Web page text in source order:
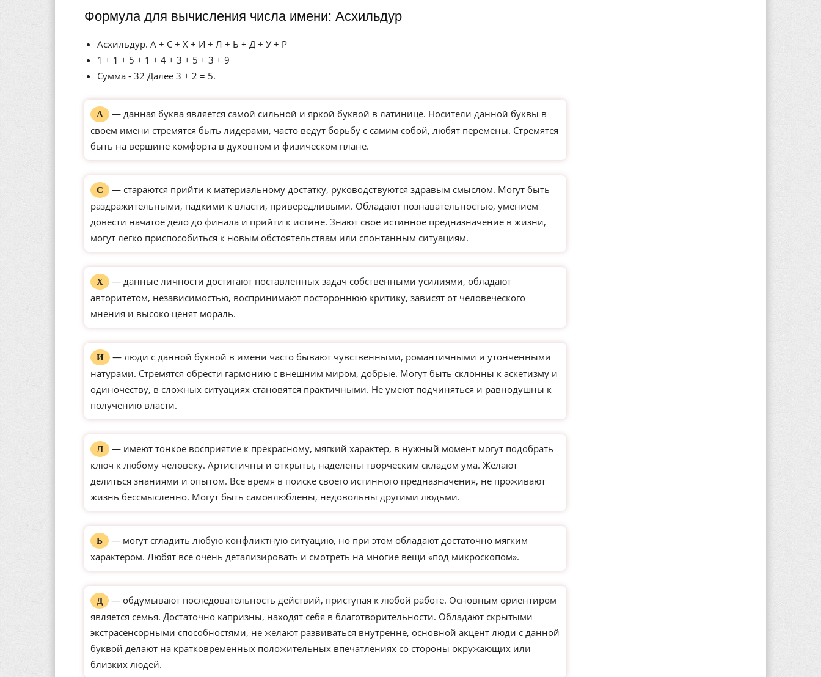
Формула для вычисления числа имени: Асхильдур
Асхильдур. А + С + Х + И + Л + Ь + Д + У + Р
1 + 1 + 5 + 1 + 4 + 3 + 5 + 3 + 9
Сумма - 32 Далее 3 + 2 = 5.
А
— данная буква является самой сильной и яркой буквой в латинице. Носители данной буквы в
своем имени стремятся быть лидерами, часто ведут борьбу с самим собой, любят перемены. Стремятся
быть на вершине комфорта в духовном и физическом плане.
С
— стараются прийти к материальному достатку, руководствуются здравым смыслом. Могут быть
раздражительными, падкими к власти, привередливыми. Обладают познавательностью, умением
довести начатое дело до финала и прийти к истине. Знают свое истинное предназначение в жизни,
могут легко приспособиться к новым обстоятельствам или спонтанным ситуациям.
Х
— данные личности достигают поставленных задач собственными усилиями, обладают
авторитетом, независимостью, воспринимают постороннюю критику, зависят от человеческого
мнения и высоко ценят мораль.
И
— люди с данной буквой в имени часто бывают чувственными, романтичными и утонченными
натурами. Стремятся обрести гармонию с внешним миром, добрые. Могут быть склонны к аскетизму и
одиночеству, в сложных ситуациях становятся практичными. Не умеют подчиняться и равнодушны к
получению власти.
Л
— имеют тонкое восприятие к прекрасному, мягкий характер, в нужный момент могут подобрать
ключ к любому человеку. Артистичны и открыты, наделены творческим складом ума. Желают
делиться знаниями и опытом. Все время в поиске своего истинного предназначения, не проживают
жизнь бессмысленно. Могут быть самовлюблены, недовольны другими людьми.
Ь
— могут сгладить любую конфликтную ситуацию, но при этом обладают достаточно мягким
характером. Любят все очень детализировать и смотреть на многие вещи «под микроскопом».
Д
— обдумывают последовательность действий, приступая к любой работе. Основным ориентиром
является семья. Достаточно капризны, находят себя в благотворительности. Обладают скрытыми
экстрасенсорными способностями, не желают развиваться внутренне, основной акцент люди с данной
буквой делают на кратковременных положительных впечатлениях со стороны окружающих или
близких людей.